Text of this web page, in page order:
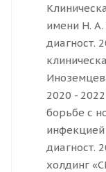
имени Н.
диагност.
2020 -
борьбе с
инфекцией
диагност.
холдинг